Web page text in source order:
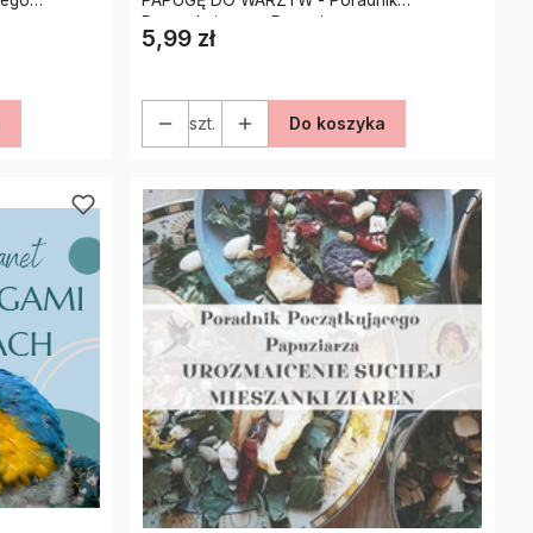
Początkującego Papuziarza
Cena
5,99 zł
szt. Do koszyka